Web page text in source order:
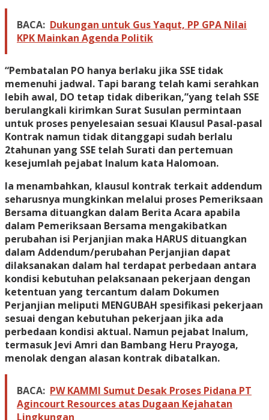
BACA: Dukungan untuk Gus Yaqut, PP GPA Nilai
KPK Mainkan Agenda Politik
“Pembatalan PO hanya berlaku jika SSE tidak
memenuhi jadwal. Tapi barang telah kami serahkan
lebih awal, DO tetap tidak diberikan,”yang telah SSE
berulangkali kirimkan Surat Susulan permintaan
untuk proses penyelesaian sesuai Klausul Pasal-pasal
Kontrak namun tidak ditanggapi sudah berlalu
2tahunan yang SSE telah Surati dan pertemuan
kesejumlah pejabat Inalum kata Halomoan.
Ia menambahkan, klausul kontrak terkait addendum
seharusnya mungkinkan melalui proses Pemeriksaan
Bersama dituangkan dalam Berita Acara apabila
dalam Pemeriksaan Bersama mengakibatkan
perubahan isi Perjanjian maka HARUS dituangkan
dalam Addendum/perubahan Perjanjian dapat
dilaksanakan dalam hal terdapat perbedaan antara
kondisi kebutuhan pelaksanaan pekerjaan dengan
ketentuan yang tercantum dalam Dokumen
Perjanjian meliputi MENGUBAH spesifikasi pekerjaan
sesuai dengan kebutuhan pekerjaan jika ada
perbedaan kondisi aktual. Namun pejabat Inalum,
termasuk Jevi Amri dan Bambang Heru Prayoga,
menolak dengan alasan kontrak dibatalkan.
BACA: PW KAMMI Sumut Desak Proses Pidana PT
Agincourt Resources atas Dugaan Kejahatan
Lingkungan